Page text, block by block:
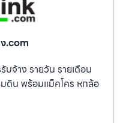
.com
บจ้าง รายวัน รายเดือน
ดิน พร้อมแม็คโคร หกล้อ